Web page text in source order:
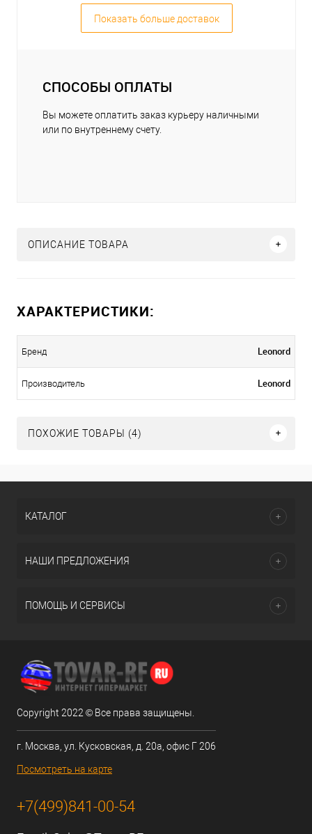
Показать больше доставок
СПОСОБЫ ОПЛАТЫ
Вы можете оплатить заказ курьеру наличными
или по внутреннему счету.
ОПИСАНИЕ ТОВАРА
ХАРАКТЕРИСТИКИ:
Бренд Leonord
Производитель Leonord
ПОХОЖИЕ ТОВАРЫ (4)
КАТАЛОГ
НАШИ ПРЕДЛОЖЕНИЯ
ПОМОЩЬ И СЕРВИСЫ
Copyright 2022 © Все права защищены.
г. Москва, ул. Кусковская, д. 20а, офис Г 206
Посмотреть на карте
+7(499)841-00-54